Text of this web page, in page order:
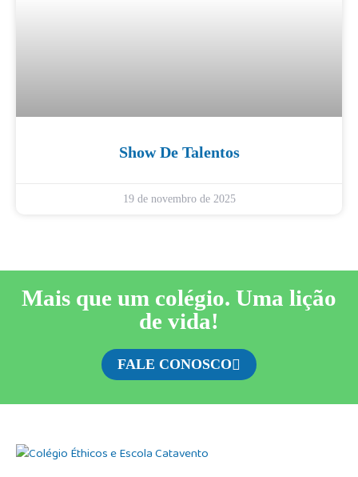
Show De Talentos
19 de novembro de 2025
Mais que um colégio. Uma lição
de vida!
FALE CONOSCO